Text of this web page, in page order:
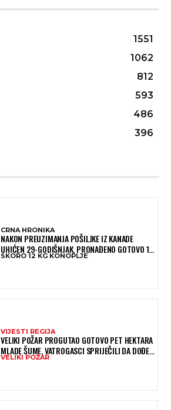
1551
1062
812
593
486
396
CRNA HRONIKA
NAKON PREUZIMANJA POŠILJKE IZ KANADE
UHIĆEN 29-GODIŠNJAK, PRONAĐENO GOTOVO 12
KILOGRAMA KONOPLJE
SKORO 12 KG KONOPLJE
VIJESTI REGIJA
VELIKI POŽAR PROGUTAO GOTOVO PET HEKTARA
MLADE ŠUME, VATROGASCI SPRIJEČILI DA DOĐE
DO JOŠ VEĆE KATASTROFE
VELIKI POŽAR